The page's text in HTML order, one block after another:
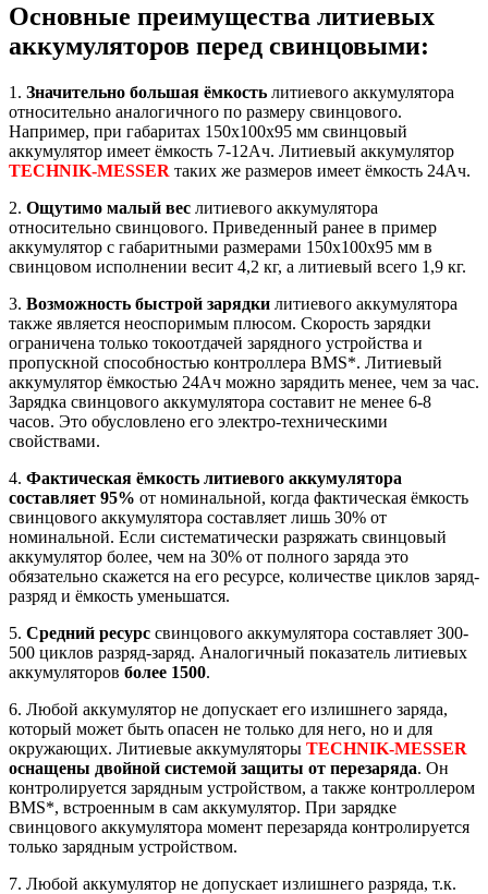
Основные преимущества литиевых
аккумуляторов перед свинцовыми:
1. Значительно большая ёмкость литиевого аккумулятора
относительно аналогичного по размеру свинцового.
Например, при габаритах 150х100х95 мм свинцовый
аккумулятор имеет ёмкость 7-12Ач. Литиевый аккумулятор
TECHNIK-MESSER таких же размеров имеет ёмкость 24Ач.
2. Ощутимо малый вес литиевого аккумулятора
относительно свинцового. Приведенный ранее в пример
аккумулятор с габаритными размерами 150х100х95 мм в
свинцовом исполнении весит 4,2 кг, а литиевый всего 1,9 кг.
3. Возможность быстрой зарядки литиевого аккумулятора
также является неоспоримым плюсом. Скорость зарядки
ограничена только токоотдачей зарядного устройства и
пропускной способностью контроллера BMS*. Литиевый
аккумулятор ёмкостью 24Ач можно зарядить менее, чем за час.
Зарядка свинцового аккумулятора составит не менее 6-8
часов. Это обусловлено его электро-техническими
свойствами.
4. Фактическая ёмкость литиевого аккумулятора
составляет 95% от номинальной, когда фактическая ёмкость
свинцового аккумулятора составляет лишь 30% от
номинальной. Если систематически разряжать свинцовый
аккумулятор более, чем на 30% от полного заряда это
обязательно скажется на его ресурсе, количестве циклов заряд-
разряд и ёмкость уменьшатся.
5. Средний ресурс свинцового аккумулятора составляет 300-
500 циклов разряд-заряд. Аналогичный показатель литиевых
аккумуляторов более 1500.
6. Любой аккумулятор не допускает его излишнего заряда,
который может быть опасен не только для него, но и для
окружающих. Литиевые аккумуляторы TECHNIK-MESSER
оснащены двойной системой защиты от перезаряда. Он
контролируется зарядным устройством, а также контроллером
BMS*, встроенным в сам аккумулятор. При зарядке
свинцового аккумулятора момент перезаряда контролируется
только зарядным устройством.
7. Любой аккумулятор не допускает излишнего разряда, т.к.